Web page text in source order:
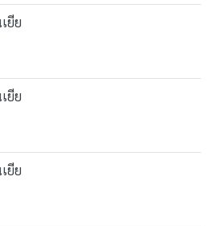
ยีย
ยีย
ยีย